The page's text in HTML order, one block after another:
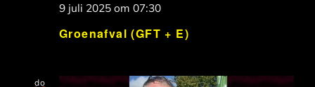
Groenafval (GFT + E)
9 juli 2025 om 07:30
do